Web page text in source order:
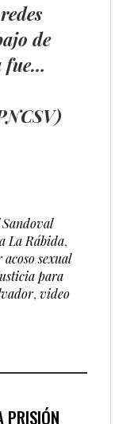
de
fue…
La Rábida,
sexual
para
, video
PRISIÓN